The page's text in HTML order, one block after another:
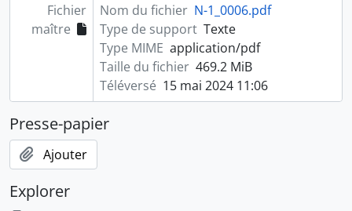
Fichier
maître
Nom du fichier N-1_0006.pdf
Type de support Texte
Type MIME application/pdf
Taille du fichier 469.2 MiB
Téléversé 15 mai 2024 11:06
Presse-papier
Ajouter
Explorer